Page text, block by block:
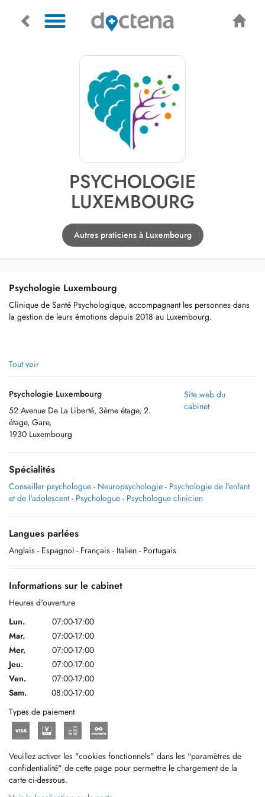
PSYCHOLOGIE
LUXEMBOURG
Autres praticiens à Luxembourg
Psychologie Luxembourg
Clinique de Santé Psychologique, accompagnant les personnes dans
la gestion de leurs émotions depuis 2018 au Luxembourg.
Notre équipe de professionnels, dirigée par la psychologue Aline
Monteiro, ont différentes approches telles que systémique, cognitivo-
comportementale, existentielle humaniste et EMDR.
Nous traitons les enfants, les adolescents, les adultes et les couples,
Nous proposons des consultations en anglais, en français, en
portugais, en espagnol et en italien.
_____________________________________
Mental health care Clinic, supporting people with emotional
management since 2018 in Luxembourg.
Our team of professionals, led by Psychologist Aline Monteiro, have
different approaches such as Systemic, Cognitive Behavioural,
Existential Humanistic and EMDR.
Treating children, adolescents, adults, and couples, with anxiety
disorders, depression, loss and bereavement, burnout, and other.
We provide counselling in English, French, Portuguese, Spanish and
Italian.
_____________________________________
Tout voir
Psychologie Luxembourg
52 Avenue De La Liberté, 3ème étage, 2.
étage, Gare,
1930 Luxembourg
Site web du
cabinet
Spécialités
Conseiller psychologue - Neuropsychologie - Psychologie de l'enfant
et de l'adolescent - Psychologue - Psychologue clinicien
Langues parlées
Anglais - Espagnol - Français - Italien - Portugais
Informations sur le cabinet
Heures d'ouverture
Lun.
07:00-17:00
Mar.
07:00-17:00
Mer.
07:00-17:00
Jeu.
07:00-17:00
Ven.
07:00-17:00
Sam.
08:00-17:00
Types de paiement
Veuillez activer les "cookies fonctionnels" dans les "paramètres de
confidentialité" de cette page pour permettre le chargement de la
carte ci-dessous.